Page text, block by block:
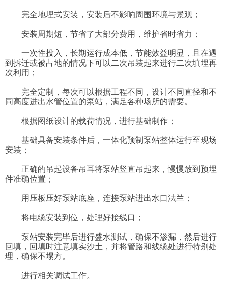
完全地埋式安装，安装后不影响周围环境与景观；
安装周期短，节省了大部分费用，维护省时省力；
一次性投入，长期运行成本低，节能效益明显，且在遇
到拆迁或被占地的情况下可以二次吊装起来进行二次填埋再
次利用；
完全定制，每次可以根据工程不同，设计不同直径和不
同高度进出水管位置的泵站，满足各种场所的需要。
根据图纸设计的载荷情况，进行基础制作；
基础具备安装条件后，一体化预制泵站整体运行至现场
安装；
正确的吊起设备吊耳将泵站竖直吊起来，慢慢放到预埋
件准确位置；
用压板压好泵站底座，连接泵站进出水口法兰；
将电缆安装到位，处理好接线口；
泵站安装完毕后进行盛水测试，确保不渗漏，然后进行
回填，回填时注意填实沙土，并将管路和线缆处进行特别处
理，确保不塌方。
进行相关调试工作。